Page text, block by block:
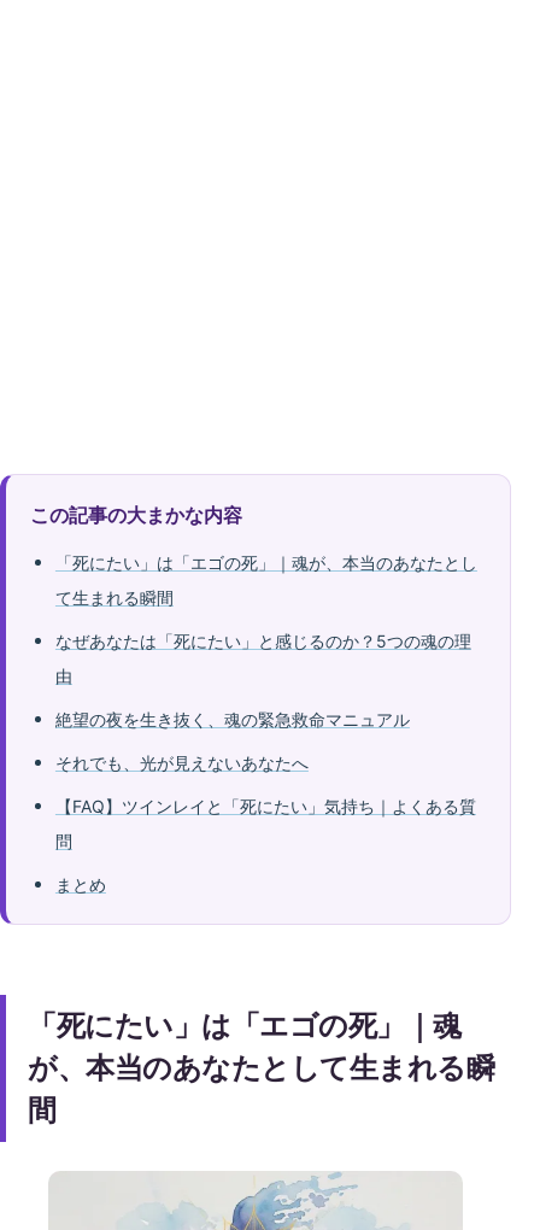
この記事の大まかな内容
「死にたい」は「エゴの死」｜魂が、本当のあなたとし
て生まれる瞬間
なぜあなたは「死にたい」と感じるのか？5つの魂の理
由
絶望の夜を生き抜く、魂の緊急救命マニュアル
それでも、光が見えないあなたへ
【FAQ】ツインレイと「死にたい」気持ち｜よくある質
問
まとめ
「死にたい」は「エゴの死」｜魂
が、本当のあなたとして生まれる瞬
間